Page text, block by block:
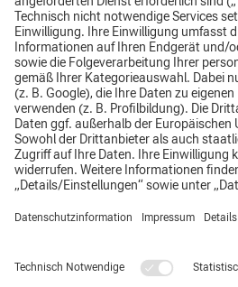
Hinweisgebersystem